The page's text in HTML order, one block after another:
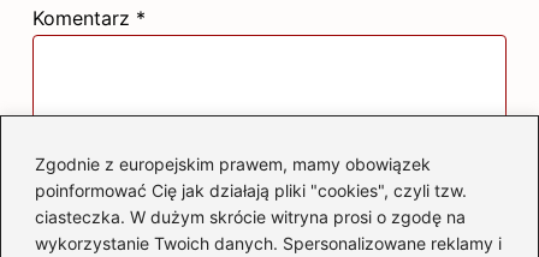
Zgodnie z europejskim prawem, mamy obowiązek
poinformować Cię jak działają pliki "cookies", czyli tzw.
ciasteczka. W dużym skrócie witryna prosi o zgodę na
wykorzystanie Twoich danych. Spersonalizowane reklamy i
Komentarz *
Nazwa*